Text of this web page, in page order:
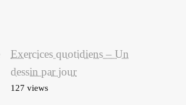
Exercices quotidiens – Un
dessin par jour
127 views